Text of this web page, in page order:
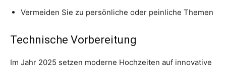
Vermeiden Sie zu persönliche oder peinliche Themen
Technische Vorbereitung
Im Jahr 2025 setzen moderne Hochzeiten auf innovative